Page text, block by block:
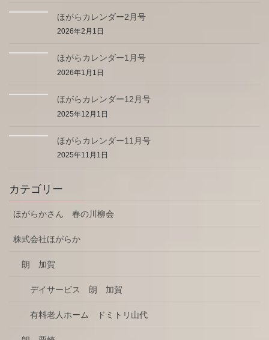
ほがらカレンダー2月号
2026年2月1日
ほがらカレンダー1月号
2026年1月1日
ほがらカレンダー12月号
2025年12月1日
ほがらカレンダー11月号
2025年11月1日
カテゴリー
ほがらかさん 春の川柳会
株式会社ほがらか
朗 加賀
デイサービス 朗 加賀
有料老人ホーム ドミトリ山代